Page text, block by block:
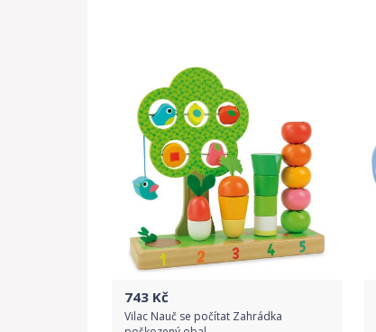
Detail produktu
743 Kč
Vilac Nauč se počítat Zahrádka